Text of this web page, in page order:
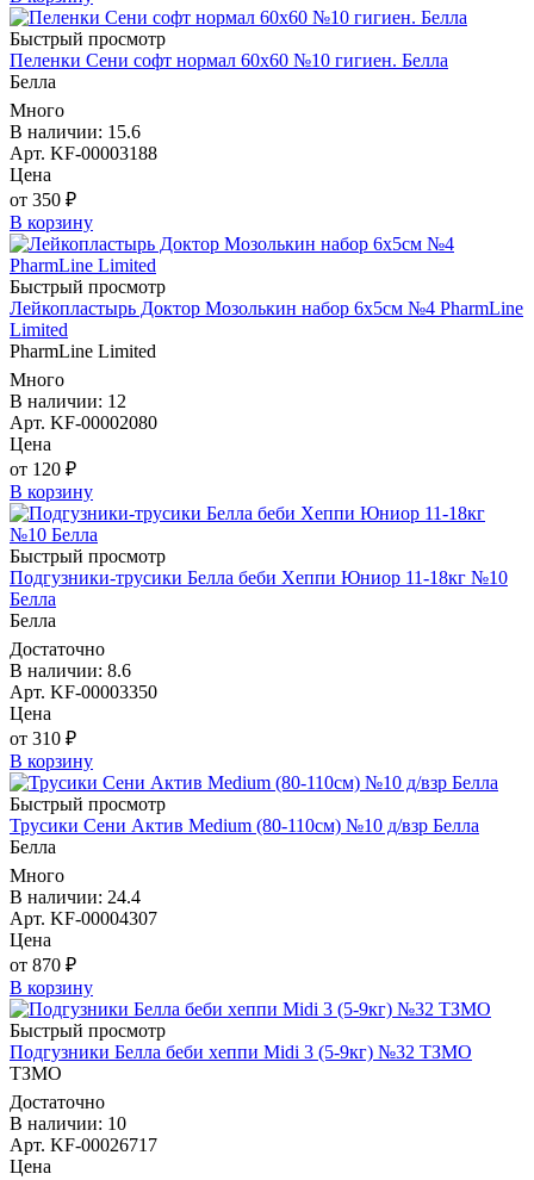
Быстрый просмотр
Пеленки Сени софт нормал 60х60 №10 гигиен. Белла
Белла
Много
В наличии: 15.6
Арт. KF-00003188
Цена
от 350 ₽
В корзину
Быстрый просмотр
Лейкопластырь Доктор Мозолькин набор 6х5см №4 PharmLine
Limited
PharmLine Limited
Много
В наличии: 12
Арт. KF-00002080
Цена
от 120 ₽
В корзину
Быстрый просмотр
Подгузники-трусики Белла беби Хеппи Юниор 11-18кг №10
Белла
Белла
Достаточно
В наличии: 8.6
Арт. KF-00003350
Цена
от 310 ₽
В корзину
Быстрый просмотр
Трусики Сени Актив Medium (80-110см) №10 д/взр Белла
Белла
Много
В наличии: 24.4
Арт. KF-00004307
Цена
от 870 ₽
В корзину
Быстрый просмотр
Подгузники Белла беби хеппи Midi 3 (5-9кг) №32 ТЗМО
ТЗМО
Достаточно
В наличии: 10
Арт. KF-00026717
Цена